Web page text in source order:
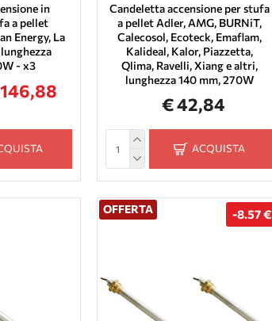
in
a pellet
Energy, La
- x3
Candeletta accensione per stufa
a pellet Adler, AMG, BURNiT,
Calecosol, Ecoteck, Emaflam,
Kalideal, Kalor, Piazzetta,
Qlima, Ravelli, Xiang e altri,
lunghezza 140 mm, 270W
€ 42,84
ACQUISTA
OFFERTA -8.57 €